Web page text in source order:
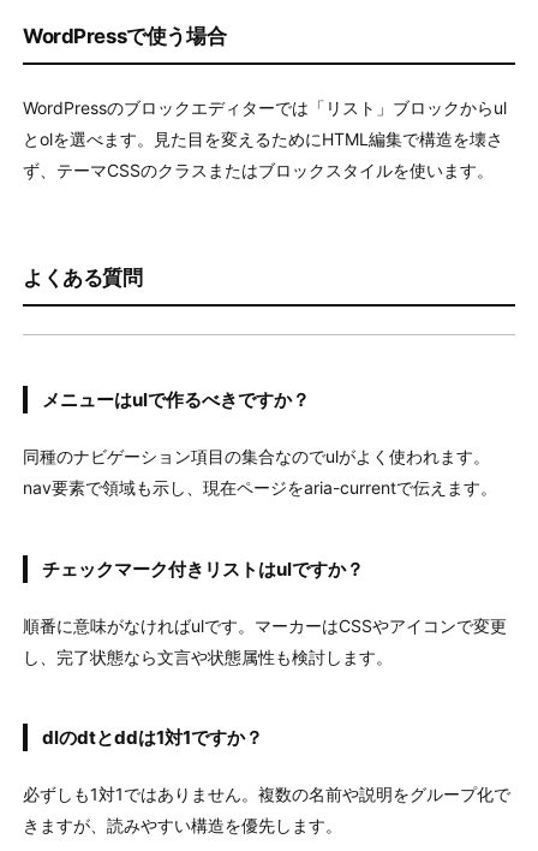
WordPressで使う場合
WordPressのブロックエディターでは「リスト」ブロックからul
とolを選べます。見た目を変えるためにHTML編集で構造を壊さ
ず、テーマCSSのクラスまたはブロックスタイルを使います。
よくある質問
メニューはulで作るべきですか？
同種のナビゲーション項目の集合なのでulがよく使われます。
nav要素で領域も示し、現在ページをaria-currentで伝えます。
チェックマーク付きリストはulですか？
順番に意味がなければulです。マーカーはCSSやアイコンで変更
し、完了状態なら文言や状態属性も検討します。
dlのdtとddは1対1ですか？
必ずしも1対1ではありません。複数の名前や説明をグループ化で
きますが、読みやすい構造を優先します。